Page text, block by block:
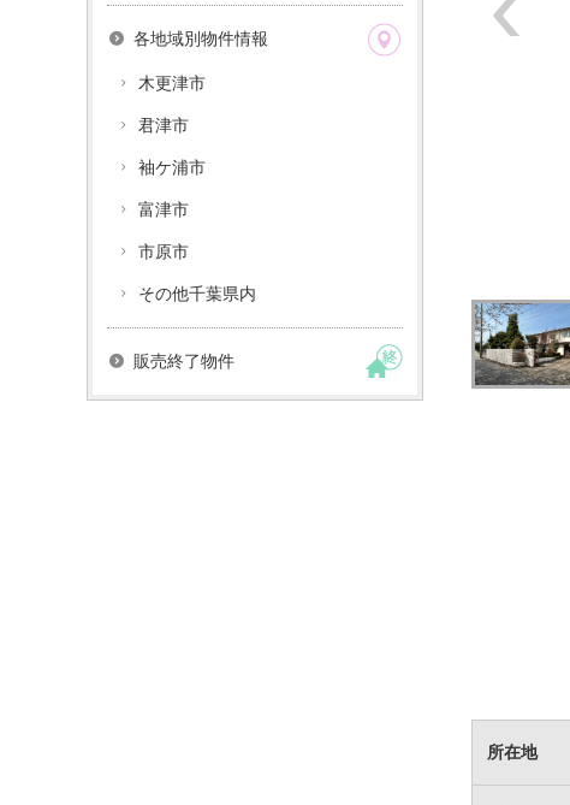
所在地
各地域別物件情報
木更津市
君津市
袖ケ浦市
富津市
市原市
その他千葉県内
販売終了物件